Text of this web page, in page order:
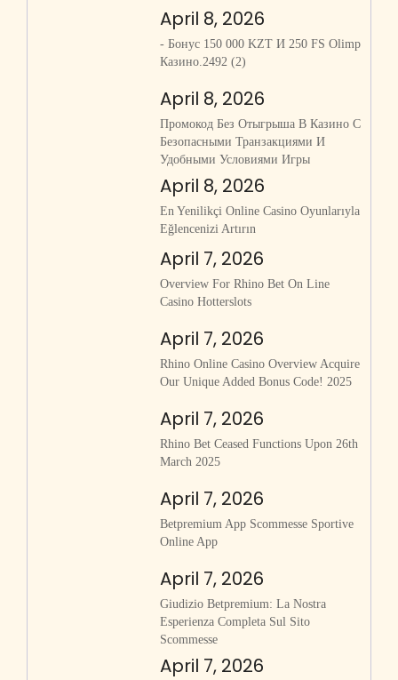
April 8, 2026
- Бонус 150 000 KZT И 250 FS Olimp
Казино.2492 (2)
April 8, 2026
Промокод Без Отыгрыша В Казино С
Безопасными Транзакциями И
Удобными Условиями Игры
April 8, 2026
En Yenilikçi Online Casino Oyunlarıyla
Eğlencenizi Artırın
April 7, 2026
Overview For Rhino Bet On Line
Casino Hotterslots
April 7, 2026
Rhino Online Casino Overview Acquire
Our Unique Added Bonus Code! 2025
April 7, 2026
Rhino Bet Ceased Functions Upon 26th
March 2025
April 7, 2026
Betpremium App Scommesse Sportive
Online App
April 7, 2026
Giudizio Betpremium: La Nostra
Esperienza Completa Sul Sito
Scommesse
April 7, 2026